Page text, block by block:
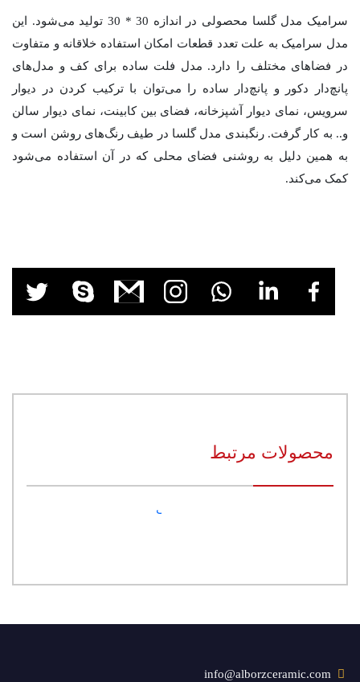
سرامیک مدل گلسا محصولی در اندازه 30 * 30 تولید می‌شود. این
مدل سرامیک به علت تعدد قطعات امکان استفاده خلاقانه و متفاوت
در فضاهای مختلف را دارد. مدل فلت ساده برای کف و مدل‌های
پانچ‌دار دکور و پانچ‌دار ساده را می‌توان با ترکیب‌ کردن در دیوار
سرویس، نمای دیوار آشپزخانه، فضای بین کابینت، نمای دیوار سالن
و.. به کار گرفت. رنگبندی مدل گلسا در طیف رنگ‌های روشن است و
به همین دلیل به روشنی فضای محلی که در آن استفاده می‌شود
کمک می‌کند.
محصولات مرتبطهارمونی
info@alborzceramic.com